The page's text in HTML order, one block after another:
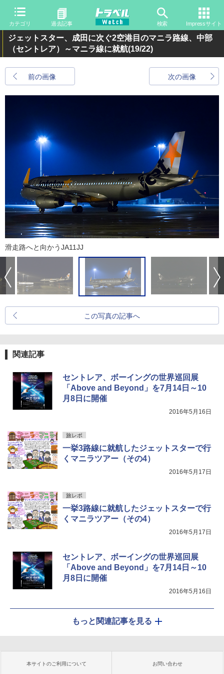
カテゴリ 過去記事 検索 Impressサイト
ジェットスター、成田に次ぐ2空港目のマニラ路線、中部
（セントレア）～マニラ線に就航(19/22)
前の画像 次の画像
滑走路へと向かうJA11JJ
この写真の記事へ
関連記事
セントレア、ボーイングの世界巡回展
「Above and Beyond」を7月14日～10
月8日に開催
2016年5月16日
旅レポ
一挙3路線に就航したジェットスターで行
くマニラツアー（その4）
2016年5月17日
旅レポ
一挙3路線に就航したジェットスターで行
くマニラツアー（その4）
2016年5月17日
セントレア、ボーイングの世界巡回展
「Above and Beyond」を7月14日～10
月8日に開催
2016年5月16日
もっと関連記事を見る
本サイトのご利用について お問い合わせ